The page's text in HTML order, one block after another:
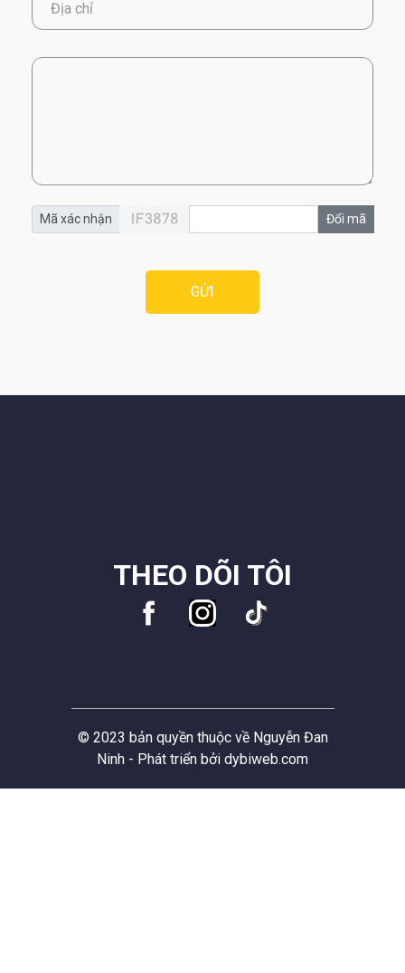
Mã xác nhận
THEO DÕI TÔI
© 2023 bản quyền thuộc về Nguyễn Đan
Ninh - Phát triển bởi dybiweb.com